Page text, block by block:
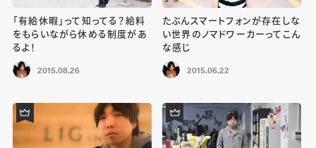
「有給休暇」って知ってる？給料
をもらいながら休める制度があ
るよ！
2015.08.26
たぶんスマートフォンが存在しな
い世界のノマドワーカーってこん
な感じ
2015.06.22